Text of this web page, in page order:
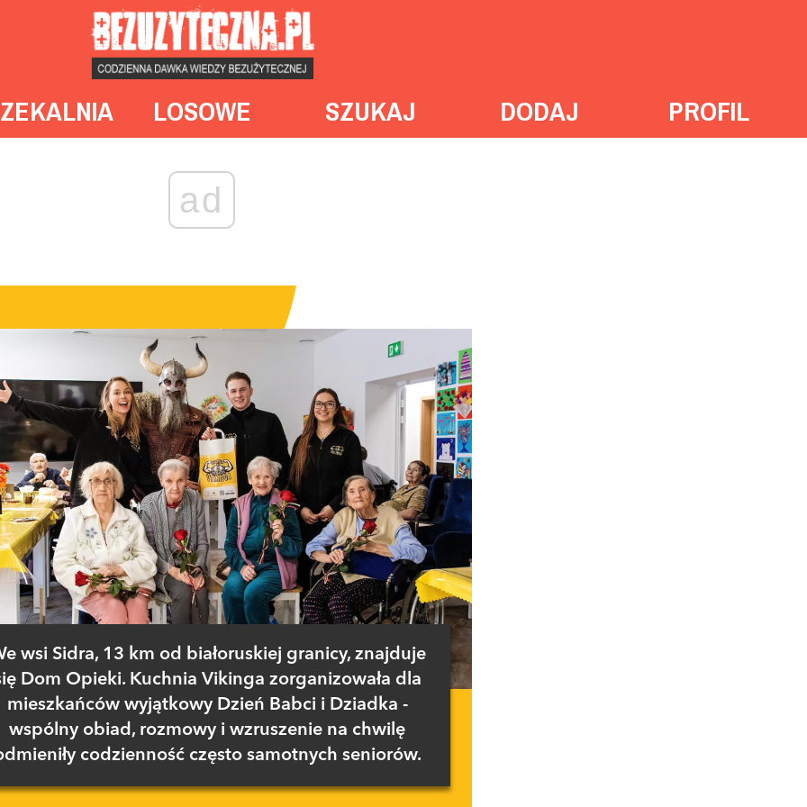
LOSOWE SZUKAJ DODAJ PROFIL
ad
wsi Sidra, 13 km od białoruskiej granicy, znajduje
Dom Opieki. Kuchnia Vikinga zorganizowała dla
mieszkańców wyjątkowy Dzień Babci i Dziadka -
wspólny obiad, rozmowy i wzruszenie na chwilę
codzienność często samotnych seniorów.